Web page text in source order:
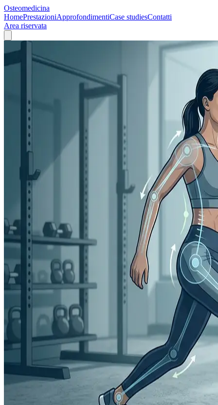
Osteomedicina
HomePrestazioniApprofondimentiCase studiesContatti
Area riservata